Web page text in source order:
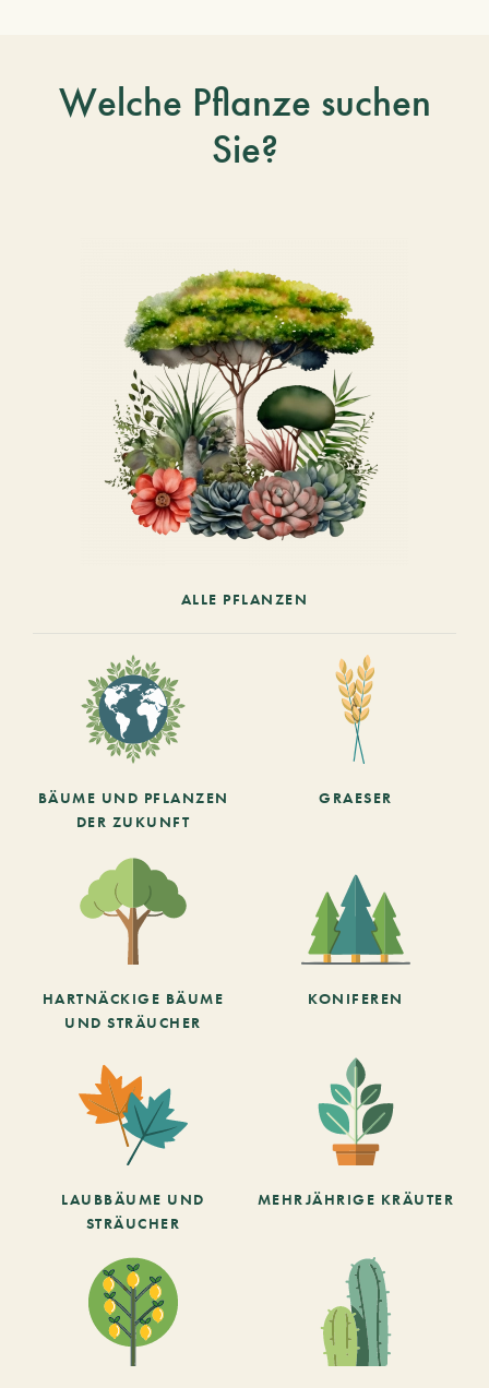
Welche Pflanze suchen
Sie?
ALLE PFLANZEN
BÄUME UND PFLANZEN
DER ZUKUNFT
GRAESER
HARTNÄCKIGE BÄUME
UND STRÄUCHER
KONIFEREN
LAUBBÄUME UND
STRÄUCHER
MEHRJÄHRIGE KRÄUTER